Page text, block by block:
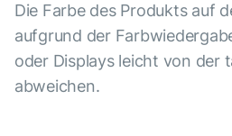
Die Farbe des Produkts auf
aufgrund der
oder Displays leicht von der
abweichen.